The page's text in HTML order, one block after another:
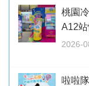
桃園
A12
2026-
啦啦